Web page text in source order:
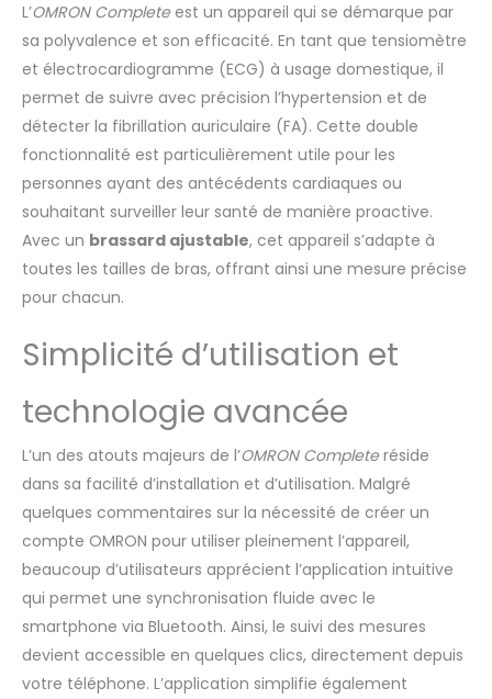
artérielle afin de surveiller
aisément votre cœur sans
avoir à sortir de chez vous
DES RÉSULTATS ECG
INSTANTANÉS ET FACILES À
COMPRENDRE : Le
tensiomètre bras OMRON
interprète les résultats
pour vous. Recevez un
message clair indiquant si
une FA a été détectée ou
non TENSIOMÈTRE
conservez vos mesures de
pression artérielle et vos
OMRON Connect,
Android LIVRAISON : 1x
OMRON tensiomètre et
ECG 2-en-1 avec brassard
de 22 à 42 cm facile à
enfiler, mode d’emploi, étui
de rangement.
Compatible application
OMRON Connect. Garantie
L’OMRON Completeest un appareil qui se démarque par
sa polyvalence et son efficacité. En tant que tensiomètre
et électrocardiogramme (ECG) à usage domestique, il
permet de suivre avec précision l’hypertension et de
détecter la fibrillation auriculaire (FA). Cette double
fonctionnalité est particulièrement utile pour les
personnes ayant des antécédents cardiaques ou
souhaitant surveiller leur santé de manière proactive.
Avec un brassard ajustable, cet appareil s’adapte à
toutes les tailles de bras, offrant ainsi une mesure précise
pour chacun.
Simplicité d’utilisation et
technologie avancée
L’un des atouts majeurs de l’OMRON Completeréside
dans sa facilité d’installation et d’utilisation. Malgré
quelques commentaires sur la nécessité de créer un
compte OMRON pour utiliser pleinement l’appareil,
beaucoup d’utilisateurs apprécient l’application intuitive
qui permet une synchronisation fluide avec le
smartphone via Bluetooth. Ainsi, le suivi des mesures
devient accessible en quelques clics, directement depuis
votre téléphone. L’application simplifie également